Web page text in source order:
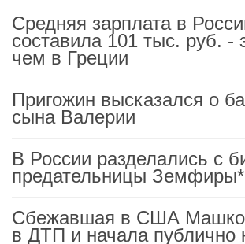
Средняя зарплата в
составила 101 тыс. руб. -
чем в Греции
Пригожин высказался о
сына Валерии
В России разделались с
предательницы Земфиры*
Сбежавшая в США
в ДТП и начала публично